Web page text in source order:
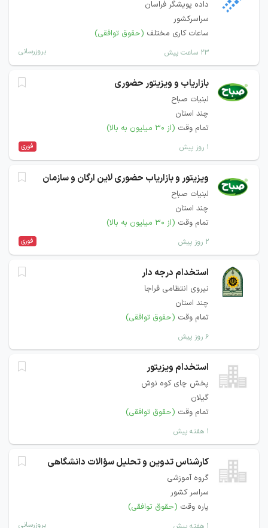
داده پویشگر فراسان
سراسرکشور
ساعات کاری مختلف (حقوق توافقی)
۲۳ ساعت پیش بروزرسانی
بازاریاب و ویزیتور حضوری
لبنیات صباح
چند استان
تمام وقت (از ۳۰ میلیون به بالا)
۱ روز پیش فوری
ویزیتور و بازاریاب حضوری لاین ارگان و سازمان
لبنیات صباح
چند استان
تمام وقت (از ۳۰ میلیون به بالا)
۲ روز پیش فوری
استخدام درجه دار
نیروی انتظامی فراجا
چند استان
تمام وقت (حقوق توافقی)
۶ روز پیش
استخدام ویزیتور
پخش چای کوه نوش
گیلان
تمام وقت (حقوق توافقی)
۱ هفته پیش
کارشناس تدوین و تحلیل سؤالات دانشگاهی
گروه آموزشی
سراسر کشور
پاره وقت (حقوق توافقی)
بروزرسانی